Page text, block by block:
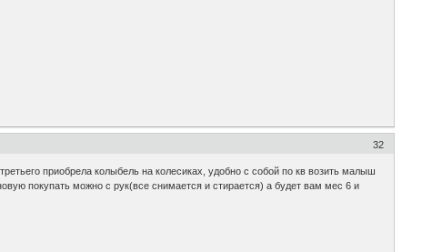
32
приобрела колыбель на колесиках, удобно с собой по кв возить малыш
покупать можно с рук(все снимается и стирается) а будет вам мес 6 и